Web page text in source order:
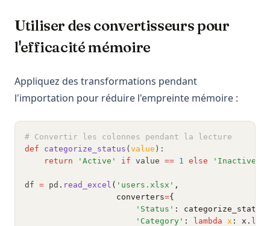
Utiliser des convertisseurs pour
l'efficacité mémoire
Appliquez des transformations pendant
l'importation pour réduire l'empreinte mémoire :
# Convertir les colonnes pendant la lecture
def
categorize_status ( value ):
return
'Active' if value == 1 else 'Inactive'
df = pd . read_excel ( 'users.xlsx' ,
                   converters
={
'Status' : categorize_status,
'Category' : lambda x : x.